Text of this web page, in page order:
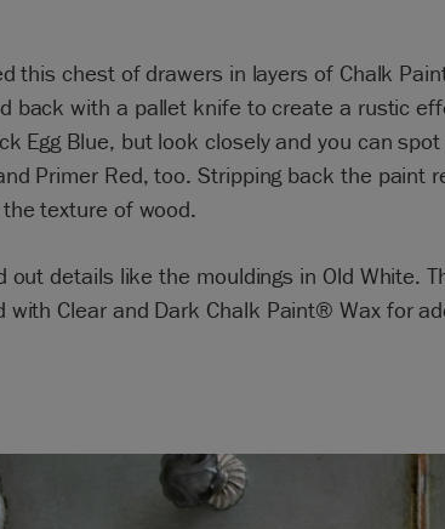
this chest of drawers in layers of Chalk
back with a pallet knife to create a rustic
Egg Blue, but look closely and you can
Primer Red, too. Stripping back the paint
texture of wood.
out details like the mouldings in Old White.
with Clear and Dark Chalk Paint® Wax for